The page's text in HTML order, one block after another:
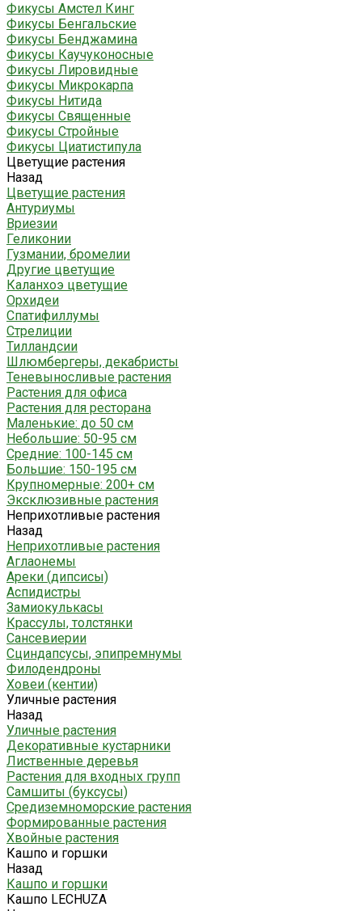
Фикусы Амстел Кинг
Фикусы Бенгальские
Фикусы Бенджамина
Фикусы Каучуконосные
Фикусы Лировидные
Фикусы Микрокарпа
Фикусы Нитида
Фикусы Священные
Фикусы Стройные
Фикусы Циатистипула
Цветущие растения
Назад
Цветущие растения
Антуриумы
Вриезии
Геликонии
Гузмании, бромелии
Другие цветущие
Каланхоэ цветущие
Орхидеи
Спатифиллумы
Стрелиции
Тилландсии
Шлюмбергеры, декабристы
Теневыносливые растения
Растения для офиса
Растения для ресторана
Маленькие: до 50 см
Небольшие: 50-95 см
Средние: 100-145 см
Большие: 150-195 см
Крупномерные: 200+ см
Эксклюзивные растения
Неприхотливые растения
Назад
Неприхотливые растения
Аглаонемы
Ареки (дипсисы)
Аспидистры
Замиокулькасы
Крассулы, толстянки
Сансевиерии
Сциндапсусы, эпипремнумы
Филодендроны
Ховеи (кентии)
Уличные растения
Назад
Уличные растения
Декоративные кустарники
Лиственные деревья
Растения для входных групп
Самшиты (буксусы)
Средиземноморские растения
Формированные растения
Хвойные растения
Кашпо и горшки
Назад
Кашпо и горшки
Кашпо LECHUZA